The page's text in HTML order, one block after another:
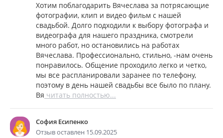
Хотим поблагодарить Вячеслава за потрясающие
фотографии, клип и видео фильм с нашей
свадьбой. Долго подходили к выбору фотографа и
видеографа для нашего праздника, смотрели
много работ, но остановились на работах
Вячеслава. Профессионально, стильно, -нам очень
понравилось. Общение проходило легко и четко,
мы все распланировали заранее по телефону,
поэтому в день нашей свадьбы все было по плану.
Вя читать полностью...
София Есипенко
Отзыв оставлен 15.09.2025